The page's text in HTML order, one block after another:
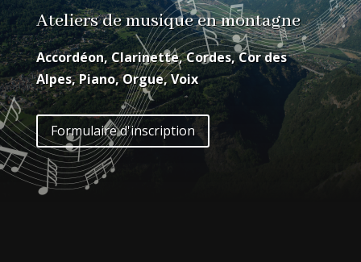
Ateliers de musique en montagne
Accordéon, Clarinette, Cordes, Cor des
Alpes,Piano, Orgue, Voix
Formulaire d'inscription